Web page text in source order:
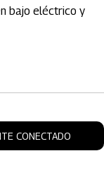
bajo eléctrico y
CONECTADO